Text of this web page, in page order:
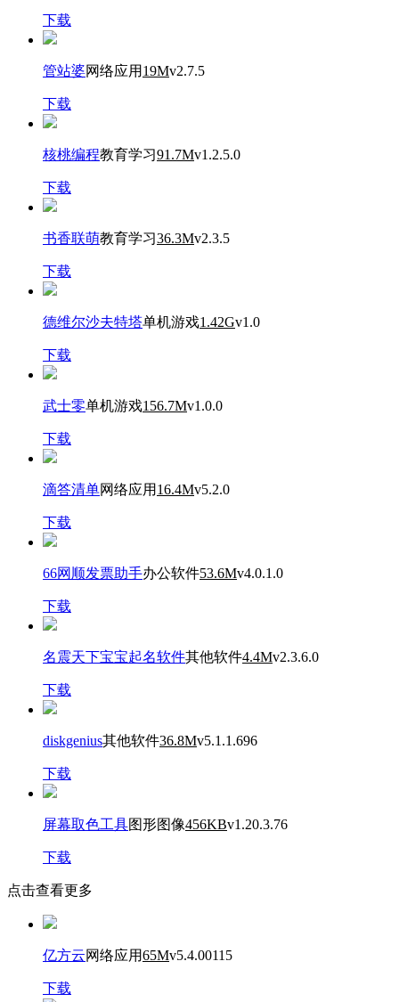
下载
管站婆网络应用 19Mv2.7.5
下载
核桃编程教育学习91.7Mv1.2.5.0
下载
书香联萌教育学习36.3Mv2.3.5
下载
德维尔沙夫特塔单机游戏1.42Gv1.0
下载
武士零单机游戏156.7Mv1.0.0
下载
滴答清单网络应用 16.4Mv5.2.0
下载
66网顺发票助手办公软件53.6Mv4.0.1.0
下载
名震天下宝宝起名软件其他软件4.4Mv2.3.6.0
下载
diskgenius其他软件36.8Mv5.1.1.696
下载
屏幕取色工具图形图像456KBv1.20.3.76
下载
点击查看更多
亿方云网络应用65Mv5.4.00115
下载